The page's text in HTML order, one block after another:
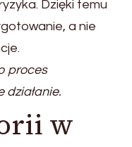
Dzięki temu
a nie
proces
działanie.
w